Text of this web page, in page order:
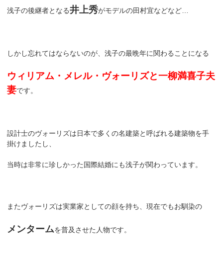
浅子の後継者となる井上秀がモデルの田村宜などなど…
しかし忘れてはならないのが、浅子の最晩年に関わることになる
ウィリアム・メレル・ヴォーリズと一柳満喜子夫
妻です。
設計士のヴォーリズは日本で多くの名建築と呼ばれる建築物を手
掛けましたし、
当時は非常に珍しかった国際結婚にも浅子が関わっています。
またヴォーリズは実業家としての顔を持ち、現在でもお馴染の
メンタームを普及させた人物です。